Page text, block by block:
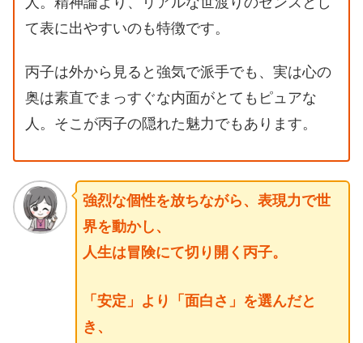
て表に出やすいのも特徴です。
丙子は外から見ると強気で派手でも、実は心の
奥は素直でまっすぐな内面がとてもピュアな
人。そこが丙子の隠れた魅力でもあります。
強烈な個性を放ちながら、表現力で世
界を動かし、
人生は冒険にて切り開く丙子。
「安定」より「面白さ」を選んだと
き、